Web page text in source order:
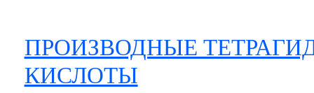
ПРОИЗВОДНЫЕ
КИСЛОТЫ